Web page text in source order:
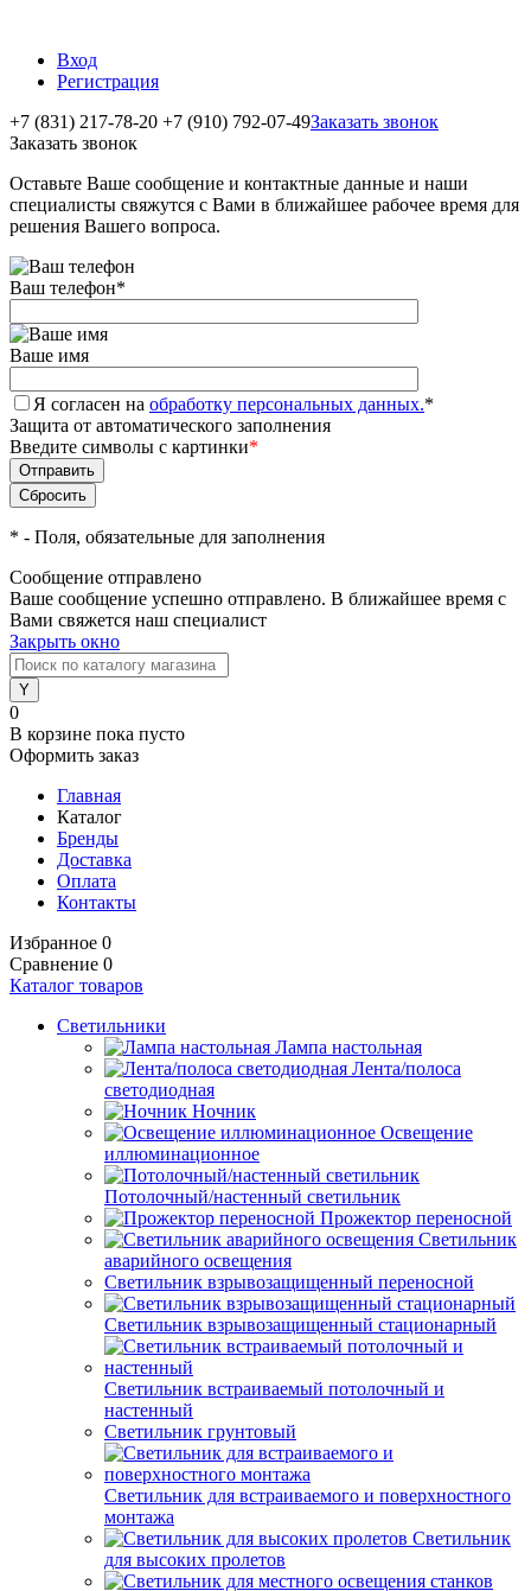
Вход
Регистрация
+7 (831) 217-78-20 +7 (910) 792-07-49Заказать звонок
Заказать звонок
Оставьте Ваше сообщение и контактные данные и наши
специалисты свяжутся с Вами в ближайшее рабочее время для
решения Вашего вопроса.
Ваш телефон*
Ваше имя
Я согласен на обработку персональных данных.*
Защита от автоматического заполнения
Введите символы с картинки*
* - Поля, обязательные для заполнения
Сообщение отправлено
Ваше сообщение успешно отправлено. В ближайшее время с
Вами свяжется наш специалист
Закрыть окно
0
В корзине пока пусто
Оформить заказ
Главная
Каталог
Бренды
Доставка
Оплата
Контакты
Избранное 0
Сравнение 0
Каталог товаров
Светильники
Лампа настольная
Лента/полоса
светодиодная
Ночник
Освещение
иллюминационное
Потолочный/настенный светильник
Прожектор переносной
Светильник
аварийного освещения
Светильник взрывозащищенный переносной
Светильник взрывозащищенный стационарный
Светильник встраиваемый потолочный и
настенный
Светильник грунтовый
Светильник для встраиваемого и поверхностного
монтажа
Светильник
для высоких пролетов